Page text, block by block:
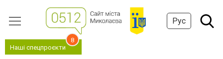
Рус
Наші спецпроєкти
8